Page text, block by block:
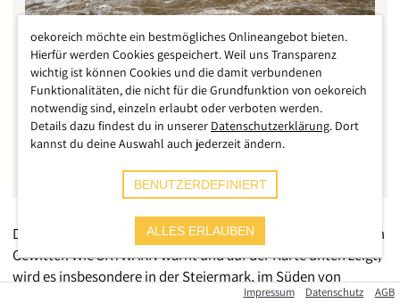
Die extreme Hitze ist vorerst vorbei, nun kommen die großen
Gewitter. Wie SKYWARN warnt und auf der Karte unten zeigt,
wird es insbesondere in der Steiermark, im Süden von
Niederösterreich und im Süden des Burgenlands zu starken
Impressum Datenschutz AGB
oekoreich möchte ein bestmögliches Onlineangebot bieten.
Hierfür werden Cookies gespeichert. Weil uns Transparenz
wichtig ist können Cookies und die damit verbundenen
Funktionalitäten, die nicht für die Grundfunktion von oekoreich
notwendig sind, einzeln erlaubt oder verboten werden.
Details dazu findest du in unserer Datenschutzerklärung. Dort
kannst du deine Auswahl auch jederzeit ändern.
BENUTZERDEFINIERT
ALLES ERLAUBEN